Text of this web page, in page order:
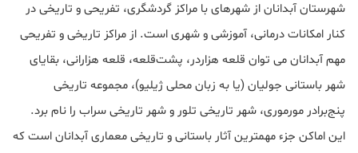
شهرستان آبدانان از شهرهای با مراکز گردشگری، تفریحی و تاریخی در
کنار امکانات درمانی، آموزشی و شهری است. از مراکز تاریخی و تفریحی
مهم آبدانان می توان قلعه هزاردر، پشت‌قلعه، قلعه هزارانی، بقایای
شهر باستانی جولیان (یا به زبان محلی ژیلیو)، مجموعه تاریخی
پنج‌برادر مورموری، شهر تاریخی تلور و شهر تاریخی سراب را نام برد.
این اماکن جزء مهمترین آثار باستانی و تاریخی معماری آبدانان است که